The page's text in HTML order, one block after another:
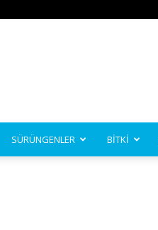
SÜRÜNGENLER BİTKİ